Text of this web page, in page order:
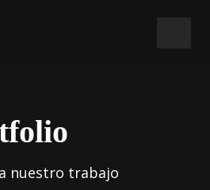
nuestro trabajo